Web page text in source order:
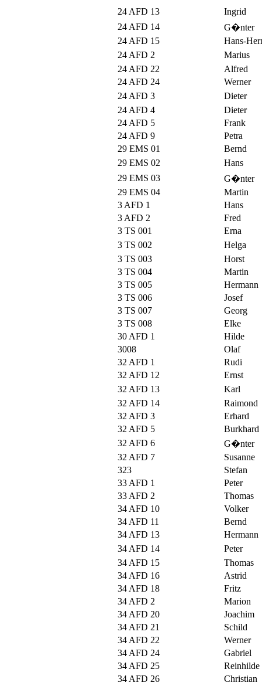
24 AFD 13
Ingrid
24 AFD 14
G�nter
24 AFD 15
Hans-
24 AFD 2
Marius
24 AFD 22
Alfred
24 AFD 24
Werner
24 AFD 3
Dieter
24 AFD 4
Dieter
24 AFD 5
Frank
24 AFD 9
Petra
29 EMS 01
Bernd
29 EMS 02
Hans
29 EMS 03
G�nter
29 EMS 04
Martin
3 AFD 1
Hans
3 AFD 2
Fred
3 TS 001
Erna
3 TS 002
Helga
3 TS 003
Horst
3 TS 004
Martin
3 TS 005
Hermann
3 TS 006
Josef
3 TS 007
Georg
3 TS 008
Elke
30 AFD 1
Hilde
3008
Olaf
32 AFD 1
Rudi
32 AFD 12
Ernst
32 AFD 13
Karl
32 AFD 14
Raimond
32 AFD 3
Erhard
32 AFD 5
Burkhard
32 AFD 6
G�nter
32 AFD 7
Susanne
323
Stefan
33 AFD 1
Peter
33 AFD 2
Thomas
34 AFD 10
Volker
34 AFD 11
Bernd
34 AFD 13
Hermann
34 AFD 14
Peter
34 AFD 15
Thomas
34 AFD 16
Astrid
34 AFD 18
Fritz
34 AFD 2
Marion
34 AFD 20
Joachim
34 AFD 21
Schild
34 AFD 22
Werner
34 AFD 24
Gabriel
34 AFD 25
Reinhilde
34 AFD 26
Christian